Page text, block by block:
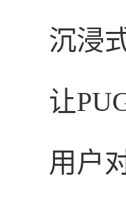
沉浸
让
用户